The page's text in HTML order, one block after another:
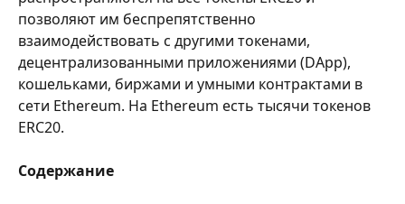
позволяют им беспрепятственно
взаимодействовать с другими токенами,
децентрализованными приложениями (DApp),
кошельками, биржами и умными контрактами в
сети Ethereum. На Ethereum есть тысячи токенов
ERC20.
Содержание